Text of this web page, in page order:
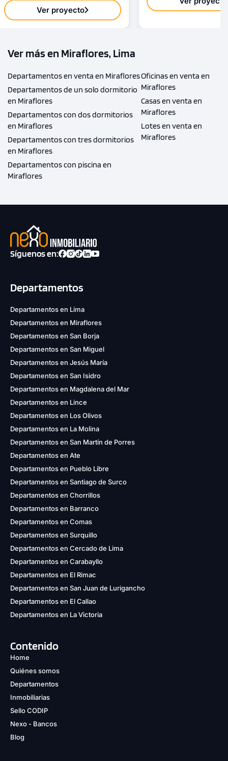
Ver proyecto
Ver más en Miraflores, Lima
Departamentos en venta en Miraflores
Departamentos de un solo dormitorio
en Miraflores
Departamentos con dos dormitorios
en Miraflores
Departamentos con tres dormitorios
en Miraflores
Departamentos con piscina en
Miraflores
Oficinas en venta en
Miraflores
Casas en venta en
Miraflores
Lotes en venta en
Miraflores
Síguenos en:
Departamentos
Departamentos en Lima
Departamentos en Miraflores
Departamentos en San Borja
Departamentos en San Miguel
Departamentos en Jesús María
Departamentos en San Isidro
Departamentos en Magdalena del Mar
Departamentos en Lince
Departamentos en Los Olivos
Departamentos en La Molina
Departamentos en San Martín de Porres
Departamentos en Ate
Departamentos en Pueblo Libre
Departamentos en Santiago de Surco
Departamentos en Chorrillos
Departamentos en Barranco
Departamentos en Comas
Departamentos en Surquillo
Departamentos en Cercado de Lima
Departamentos en Carabayllo
Departamentos en El Rimac
Departamentos en San Juan de Lurigancho
Departamentos en El Callao
Departamentos en La Victoria
Contenido
Home
Quiénes somos
Departamentos
Inmobiliarias
Sello CODIP
Nexo - Bancos
Blog